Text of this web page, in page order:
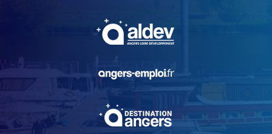
, Ouvre une nouvelle